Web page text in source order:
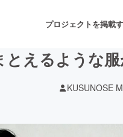
プロジェクトを掲載
えるような
KUSUNOSE